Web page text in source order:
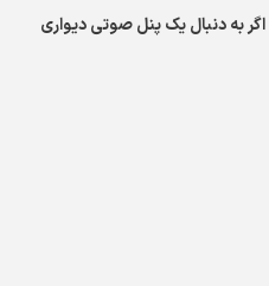
اگر به دنبال یک پنل صوتی دیواری